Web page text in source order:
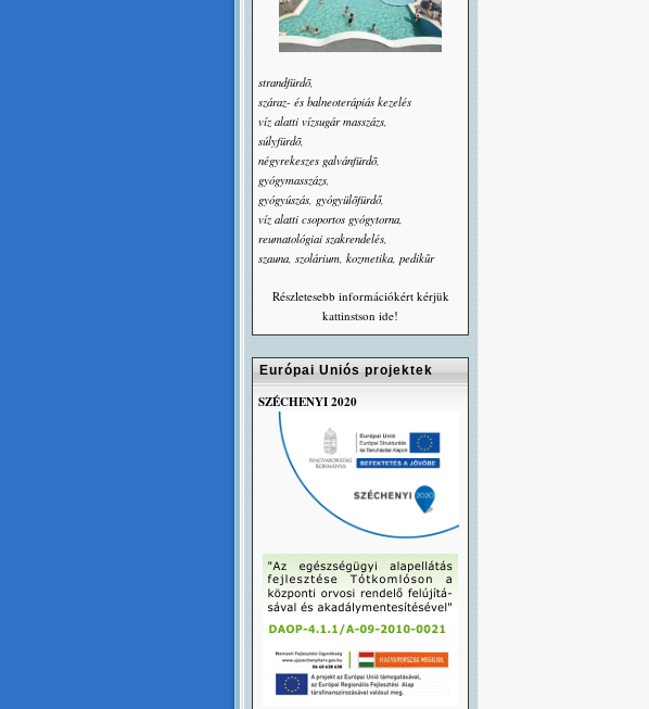
strandfürdõ,
száraz- és balneoterápiás kezelés
víz alatti vízsugár masszázs,
súlyfürdõ,
négyrekeszes galvánfürdõ,
gyógymasszázs,
gyógyúszás, gyógyülõfürdő,
víz alatti csoportos gyógytorna,
reumatológiai szakrendelés,
szauna, szolárium, kozmetika, pedikûr
Részletesebb információkért kérjük
kattinstson ide!
Európai Uniós projektek
SZÉCHENYI 2020